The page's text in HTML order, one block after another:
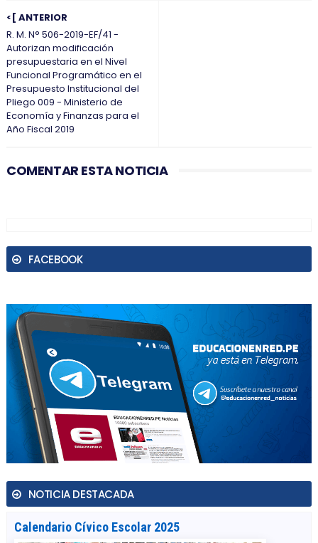
<[ ANTERIOR
R. M. N° 506-2019-EF/41 -
Autorizan modificación
presupuestaria en el Nivel
Funcional Programático en el
Presupuesto Institucional del
Pliego 009 - Ministerio de
Economía y Finanzas para el
Año Fiscal 2019
COMENTAR ESTA NOTICIA
FACEBOOK
NOTICIA DESTACADA
Calendario Cívico Escolar 2025